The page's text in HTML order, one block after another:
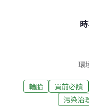
環
輪胎 買前必讀
污染治